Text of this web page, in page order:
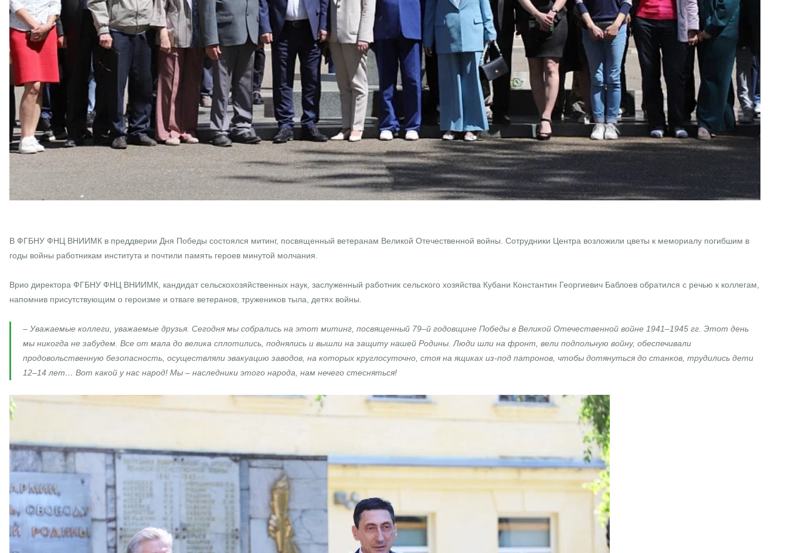
В ФГБНУ ФНЦ ВНИИМК в преддверии Дня Победы состоялся митинг, посвященный ветеранам Великой Отечественной войны. Сотрудники Центра возложили цветы к мемориалу погибшим в
годы войны работникам института и почтили память героев минутой молчания.
Врио директора ФГБНУ ФНЦ ВНИИМК, кандидат сельскохозяйственных наук, заслуженный работник сельского хозяйства Кубани Константин Георгиевич Баблоев обратился с речью к коллегам,
напомнив присутствующим о героизме и отваге ветеранов, тружеников тыла, детях войны.
– Уважаемые коллеги, уважаемые друзья. Сегодня мы собрались на этот митинг, посвященный 79–й годовщине Победы в Великой Отечественной войне 1941–1945 гг. Этот день
мы никогда не забудем. Все от мала до велика сплотились, поднялись и вышли на защиту нашей Родины. Люди шли на фронт, вели подпольную войну, обеспечивали
продовольственную безопасность, осуществляли эвакуацию заводов, на которых круглосуточно, стоя на ящиках из-под патронов, чтобы дотянуться до станков, трудились дети
12–14 лет… Вот какой у нас народ! Мы – наследники этого народа, нам нечего стесняться!